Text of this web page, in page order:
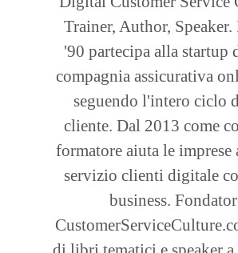
Trainer, Author,
'90 partecipa alla startup
compagnia assicurativa
seguendo l'intero ciclo
cliente. Dal 2013 come
formatore aiuta le imprese
servizio clienti digitale
business.